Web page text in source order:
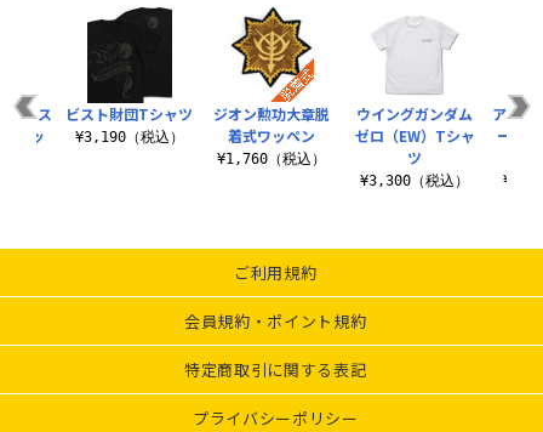
ジオン勲功大章脱
着式ワッペン
¥1,760（税込）
ウイングガンダム
ゼロ（EW）Tシャ
ツ
¥3,300（税込）
アムロ
ーク
二層ス
カッ
ビスト財団Tシャツ
¥3,190（税込）
ご利用規約
会員規約・ポイント規約
特定商取引に関する表記
プライバシーポリシー